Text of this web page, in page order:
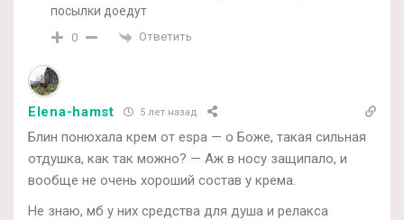
посылки доедут
0 Ответить
Elena-hamst 5 лет назад
Блин понюхала крем от espa — о Боже, такая сильная
отдушка, как так можно? — Аж в носу защипало, и
вообще не очень хороший состав у крема.
Не знаю, мб у них средства для душа и релакса